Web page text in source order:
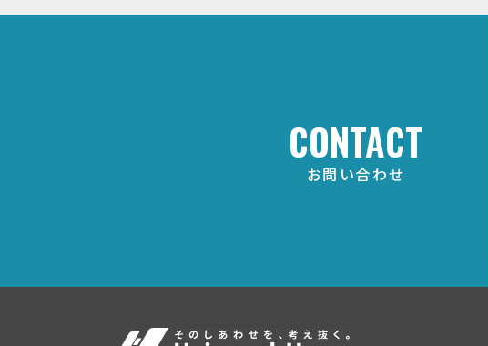
CONTACT
お問い合わせ